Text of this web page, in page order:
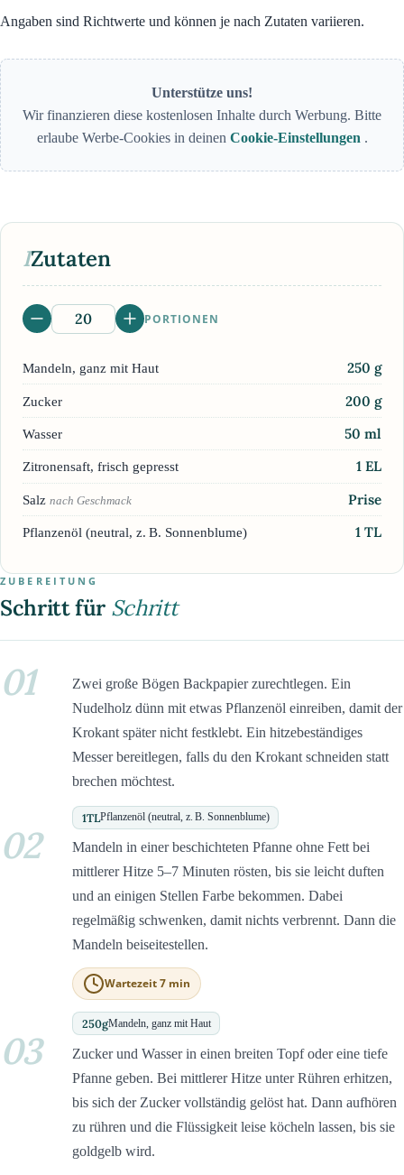
Angaben sind Richtwerte und können je nach Zutaten variieren.
Unterstütze uns!
Wir finanzieren diese kostenlosen Inhalte durch Werbung. Bitte
erlaube Werbe-Cookies in deinen Cookie-Einstellungen .
IZutaten
PORTIONEN
Mandeln, ganz mit Haut 250 g
Zucker 200 g
Wasser 50 ml
Zitronensaft, frisch gepresst 1 EL
Salz nach Geschmack Prise
Pflanzenöl (neutral, z. B. Sonnenblume) 1 TL
ZUBEREITUNG
Schritt für Schritt
01
Zwei große Bögen Backpapier zurechtlegen. Ein
Nudelholz dünn mit etwas Pflanzenöl einreiben, damit der
Krokant später nicht festklebt. Ein hitzebeständiges
Messer bereitlegen, falls du den Krokant schneiden statt
brechen möchtest.
1TLPflanzenöl (neutral, z. B. Sonnenblume)
02
Mandeln in einer beschichteten Pfanne ohne Fett bei
mittlerer Hitze 5–7 Minuten rösten, bis sie leicht duften
und an einigen Stellen Farbe bekommen. Dabei
regelmäßig schwenken, damit nichts verbrennt. Dann die
Mandeln beiseitestellen.
Wartezeit 7 min
250gMandeln, ganz mit Haut
03
Zucker und Wasser in einen breiten Topf oder eine tiefe
Pfanne geben. Bei mittlerer Hitze unter Rühren erhitzen,
bis sich der Zucker vollständig gelöst hat. Dann aufhören
zu rühren und die Flüssigkeit leise köcheln lassen, bis sie
goldgelb wird.